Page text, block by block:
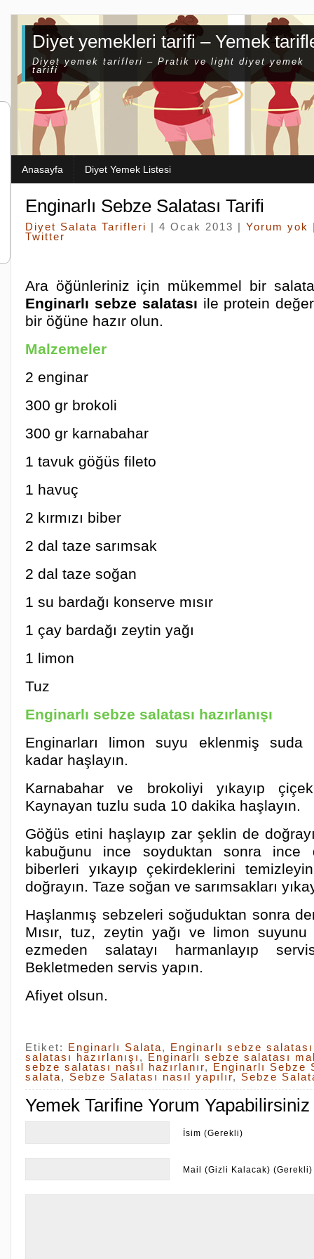
Diyet yemekleri tarifi – Yemek
Diyet yemek tarifleri – Pratik ve light diyet yemek
tarifi
Anasayfa Diyet Yemek Listesi
Enginarlı Sebze Salatası Tarifi
Diyet Salata Tarifleri | 4 Ocak 2013 | Yorum yok
Twitter
Ara öğünleriniz için mükemmel bir salata
Enginarlı sebze salatası ile protein
bir öğüne hazır olun.
Malzemeler
2 enginar
300 gr brokoli
300 gr karnabahar
1 tavuk göğüs fileto
1 havuç
2 kırmızı biber
2 dal taze sarımsak
2 dal taze soğan
1 su bardağı konserve mısır
1 çay bardağı zeytin yağı
1 limon
Tuz
Enginarlı sebze salatası hazırlanışı
Enginarları limon suyu eklenmiş suda
kadar haşlayın.
Karnabahar ve brokoliyi yıkayıp
Kaynayan tuzlu suda 10 dakika haşlayın.
Göğüs etini haşlayıp zar şeklin de
kabuğunu ince soyduktan sonra ince
biberleri yıkayıp çekirdeklerini
doğrayın. Taze soğan ve sarımsakları
Haşlanmış sebzeleri soğuduktan sonra
Mısır, tuz, zeytin yağı ve limon
ezmeden salatayı harmanlayıp
Bekletmeden servis yapın.
Afiyet olsun.
Etiket: Enginarlı Salata, Enginarlı sebze salatası
salatası hazırlanışı ,
Enginarlı sebze salatası
sebze salatası nasıl hazırlanır,
Enginarlı Sebze
salata, Sebze Salatası nasıl yapılır, Sebze
Yemek Tarifine Yorum Yapabilirsiniz
İsim (Gerekli)
Mail (Gizli Kalacak) (Gerekli)